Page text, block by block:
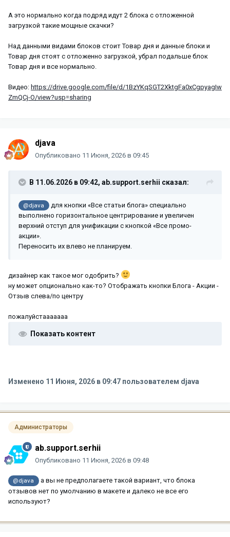
А это нормально когда подряд идут 2 блока с отложенной
загрузкой такие мощные скачки?
Над данными видами блоков стоит Товар дня и данные блоки и
Товар дня стоят с отложенно загрузкой, убрал подальше блок
Товар дня и все нормально.
Видео: https://drive.google.com/file/d/1BzYKqSGT2XktgFa0xCgpyagIw
ZmQCj-O/view?usp=sharing
djava
Опубликовано 11 Июня, 2026 в 09:45
В 11.06.2026 в 09:42, ab.support.serhii сказал:
@djava
для кнопки «Все статьи блога» специально
выполнено горизонтальное центрирование и увеличен
верхний отступ для унификации с кнопкой «Все промо-
акции».
Переносить их влево не планируем.
дизайнер как такое мог одобрить?
ну может опционально как-то? Отображать кнопки Блога - Акции -
Отзыв слева/по центру
пожалуйстааааааа
Показать контент
Изменено 11 Июня, 2026 в 09:47 пользователем djava
Администраторы
ab.support.serhii
Опубликовано 11 Июня, 2026 в 09:48
@djava
а вы не предполагаете такой вариант, что блока
отзывов нет по умолчанию в макете и далеко не все его
используют?